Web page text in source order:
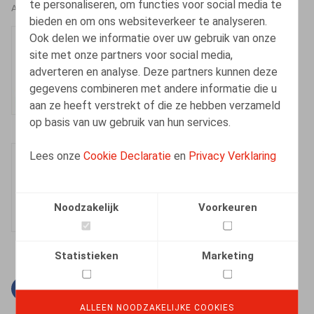
te personaliseren, om functies voor social media te
bieden en om ons websiteverkeer te analyseren.
Ook delen we informatie over uw gebruik van onze
site met onze partners voor social media,
adverteren en analyse. Deze partners kunnen deze
gegevens combineren met andere informatie die u
aan ze heeft verstrekt of die ze hebben verzameld
op basis van uw gebruik van hun services.
Lees onzeCookie Declaratie en Privacy Verklaring
Noodzakelijk Voorkeuren
Statistieken Marketing
ALLEEN NOODZAKELIJKE COOKIES
AUTEURS
Veerle Van Keirsbilck
Counsel
Sieglien Huyghe
Facebook
TwitterLinkedin
E-mail